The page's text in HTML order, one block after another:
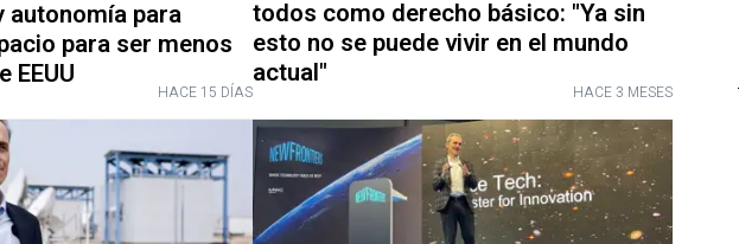
autonomía para
para ser menos
EEUU
HACE 15 DÍAS
todos como derecho básico: "Ya sin
esto no se puede vivir en el mundo
actual"
HACE 3 MESES